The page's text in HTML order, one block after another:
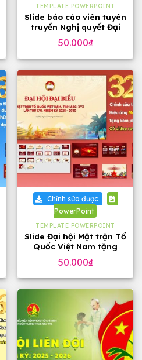
TEMPLATE POWERPOINT
Slide báo cáo viên tuyên
truyền Nghị quyết Đại
trang
50.000₫
Chỉnh sửa được
PowerPoint
TEMPLATE POWERPOINT
Slide Đại hội Mặt trận Tổ
Quốc Việt Nam tặng
50.000₫